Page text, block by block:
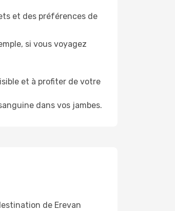
et des préférences de
si vous voyagez
et à profiter de votre
dans vos jambes.
de Erevan